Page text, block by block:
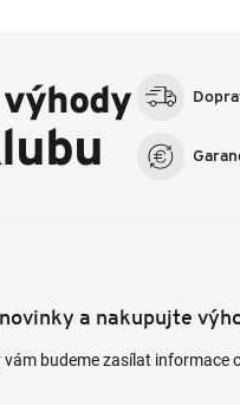
a nakupujte
vám budeme zasílat informace